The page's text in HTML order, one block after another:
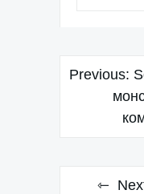
записям
Previous: